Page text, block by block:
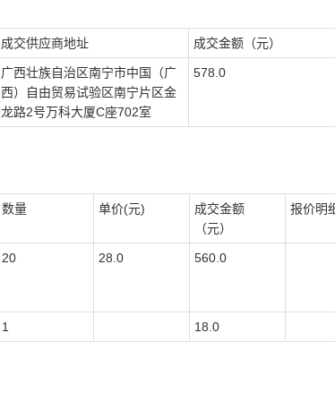
成交供应商地址 成交金额（元）
广西壮族自治区南宁市中国（广
西）自由贸易试验区南宁片区金
龙路2号万科大厦C座702室
578.0
数量 单价(元)
成交金额
（元）
报价明
20 28.0 560.0
1 18.0